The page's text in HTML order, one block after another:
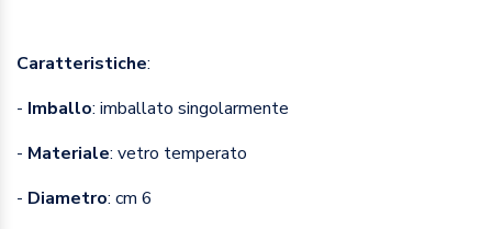
Caratteristiche:
- Imballo: imballato singolarmente
- Materiale: vetro temperato
- Diametro: cm 6